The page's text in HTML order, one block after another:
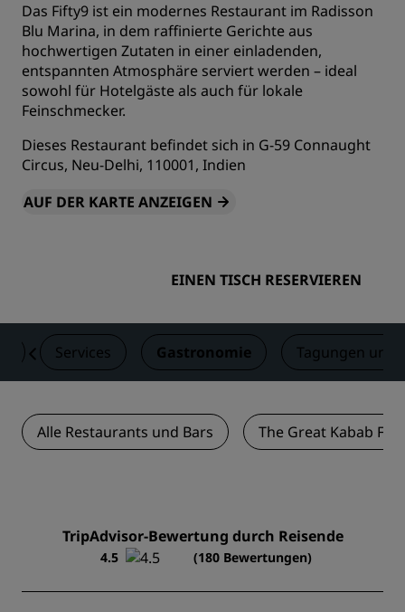
Das Fifty9 ist ein modernes Restaurant im Radisson
Blu Marina, in dem raffinierte Gerichte aus
hochwertigen Zutaten in einer einladenden,
entspannten Atmosphäre serviert werden – ideal
sowohl für Hotelgäste als auch für lokale
Feinschmecker.
Dieses Restaurant befindet sich in G-59 Connaught
Circus, Neu-Delhi, 110001, Indien
AUF DER KARTE ANZEIGEN
EINEN TISCH RESERVIEREN
Services Gastronomie Tagungen und
Alle Restaurants und Bars The Great Kabab
TripAdvisor-Bewertung durch Reisende
4.5 (180 Bewertungen)